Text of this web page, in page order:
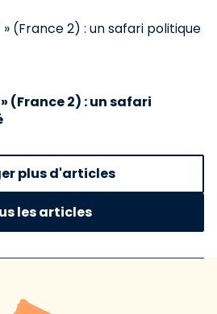
(France 2) : un safari
plus d'articles
les articles